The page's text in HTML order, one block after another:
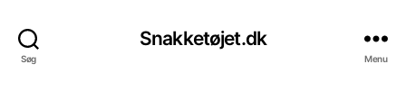
Søg
Snakketøjet.dk
Menu